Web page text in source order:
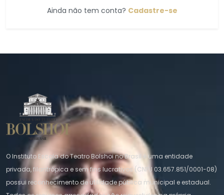
Ainda não tem conta? Cadastre-se
O Instituto Escola do Teatro Bolshoi no Brasil é uma entidade
privada, filantrópica e sem fins lucrativos (CNPJ 03.657.851/0001-08)
possui reconhecimento de utilidade pública municipal e estadual.